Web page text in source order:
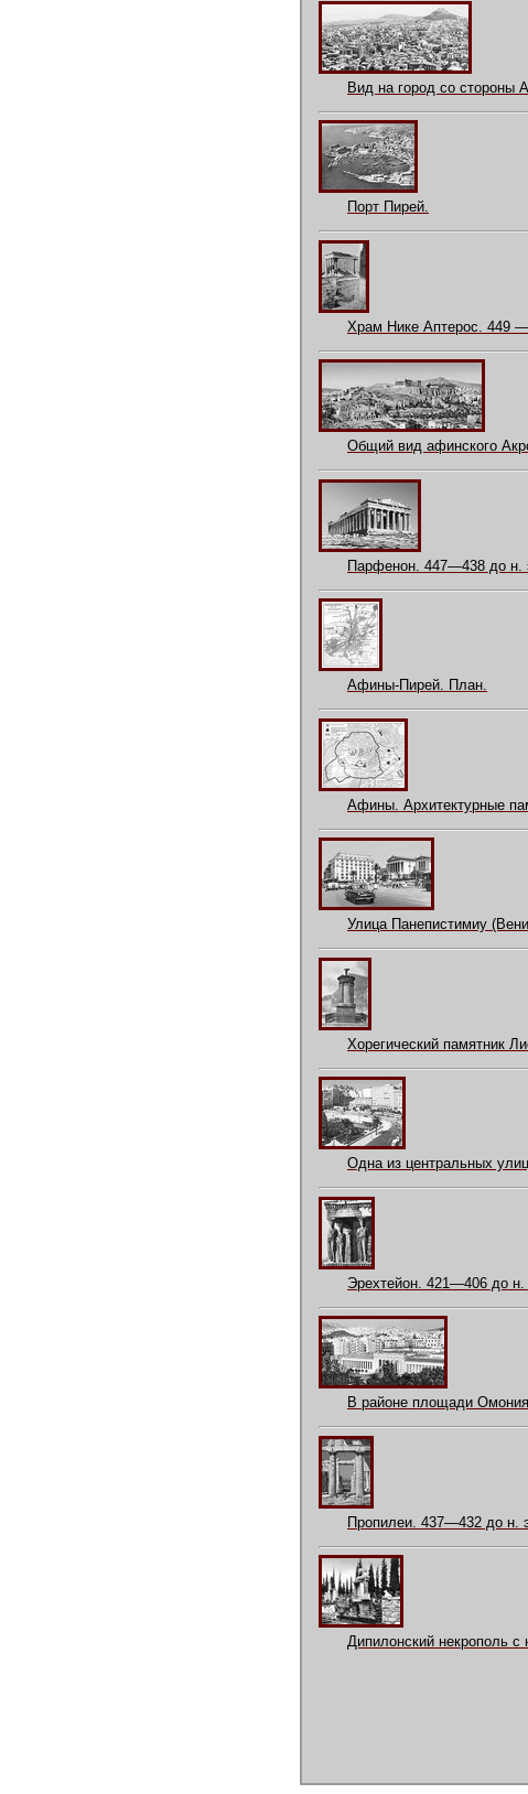
Вид на город со стороны
Порт Пирей.
Храм Нике Аптерос. 449 —
Общий вид афинского
Парфенон. 447—438 до н.
Афины-Пирей. План.
Афины. Архитектурные
Улица Панепистимиу
Хорегический памятник
Одна из центральных
Эрехтейон. 421—406 до н.
В районе площади
Пропилеи. 437—432 до н.
Дипилонский некрополь с